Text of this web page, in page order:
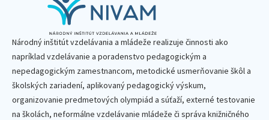
Národný inštitút vzdelávania a mládeže realizuje činnosti ako
napríklad vzdelávanie a poradenstvo pedagogickým a
nepedagogickým zamestnancom, metodické usmerňovanie škôl a
školských zariadení, aplikovaný pedagogický výskum,
organizovanie predmetových olympiád a súťaží, externé testovanie
na školách, neformálne vzdelávanie mládeže či správa knižničného